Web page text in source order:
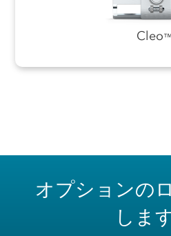
Cleo™
オプションの
しま